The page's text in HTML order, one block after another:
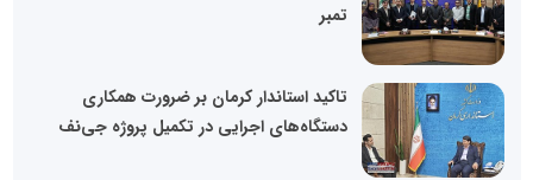
تمبر
تاکید استاندار کرمان بر ضرورت همکاری
دستگاه‌های اجرایی در تکمیل پروژه جی‌نف